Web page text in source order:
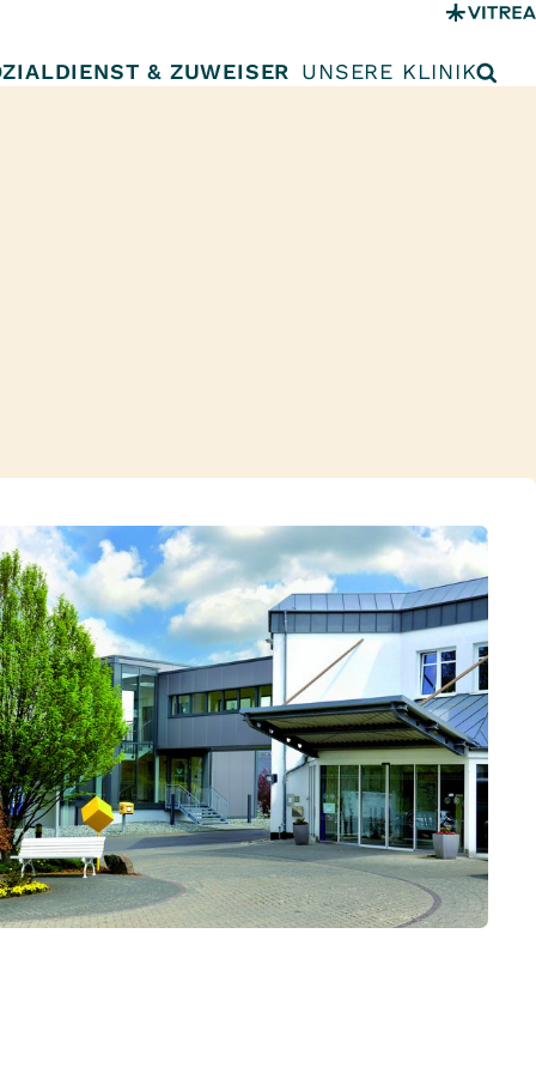
& ZUWEISER UNSERE KLINIK